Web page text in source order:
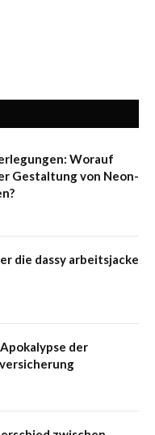
Worauf
Gestaltung von Neon-
die dassy arbeitsjacke
der